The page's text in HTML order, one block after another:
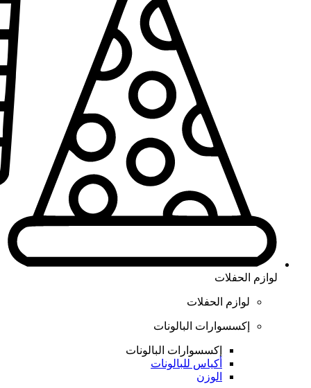
لوازم الحفلات
لوازم الحفلات
إكسسوارات البالونات
إكسسوارات البالونات
أكياس للبالونات
الوزن